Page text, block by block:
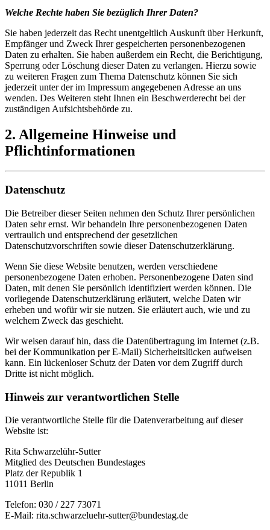
Welche Rechte haben Sie bezüglich Ihrer Daten?
Sie haben jederzeit das Recht unentgeltlich Auskunft über Herkunft,
Empfänger und Zweck Ihrer gespeicherten personenbezogenen
Daten zu erhalten. Sie haben außerdem ein Recht, die Berichtigung,
Sperrung oder Löschung dieser Daten zu verlangen. Hierzu sowie
zu weiteren Fragen zum Thema Datenschutz können Sie sich
jederzeit unter der im Impressum angegebenen Adresse an uns
wenden. Des Weiteren steht Ihnen ein Beschwerderecht bei der
zuständigen Aufsichtsbehörde zu.
2. Allgemeine Hinweise und
Pflichtinformationen
Datenschutz
Die Betreiber dieser Seiten nehmen den Schutz Ihrer persönlichen
Daten sehr ernst. Wir behandeln Ihre personenbezogenen Daten
vertraulich und entsprechend der gesetzlichen
Datenschutzvorschriften sowie dieser Datenschutzerklärung.
Wenn Sie diese Website benutzen, werden verschiedene
personenbezogene Daten erhoben. Personenbezogene Daten sind
Daten, mit denen Sie persönlich identifiziert werden können. Die
vorliegende Datenschutzerklärung erläutert, welche Daten wir
erheben und wofür wir sie nutzen. Sie erläutert auch, wie und zu
welchem Zweck das geschieht.
Wir weisen darauf hin, dass die Datenübertragung im Internet (z.B.
bei der Kommunikation per E-Mail) Sicherheitslücken aufweisen
kann. Ein lückenloser Schutz der Daten vor dem Zugriff durch
Dritte ist nicht möglich.
Hinweis zur verantwortlichen Stelle
Die verantwortliche Stelle für die Datenverarbeitung auf dieser
Website ist:
Rita Schwarzelühr-Sutter
Mitglied des Deutschen Bundestages
Platz der Republik 1
11011 Berlin
Telefon: 030 / 227 73071
E-Mail: rita.schwarzeluehr-sutter@bundestag.de